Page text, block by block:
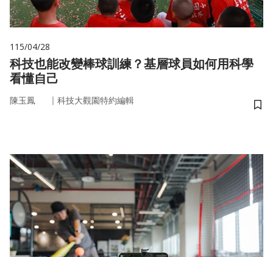
115/04/28
科技也能改變棒球訓練？基層球員如何用科學
看懂自己
陳玉鳳 ｜ 科技大觀園特約編輯
儲